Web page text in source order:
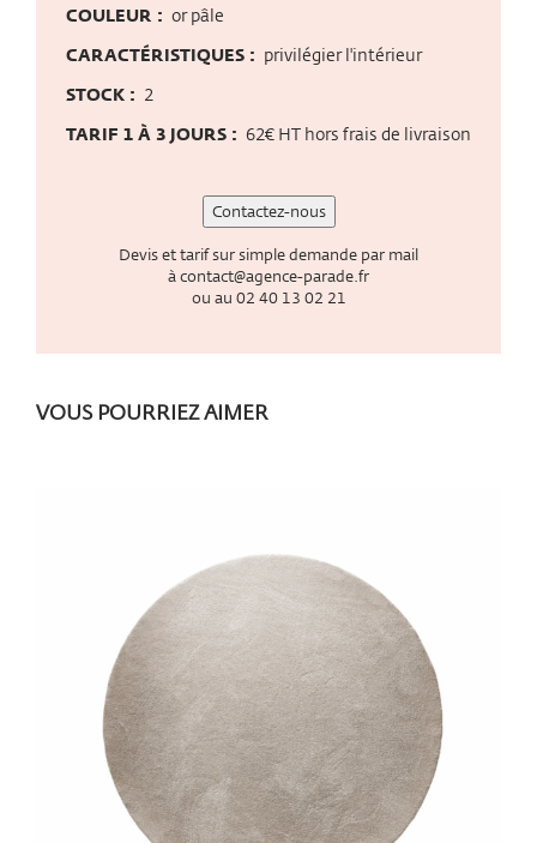
COULEUR : or pâle
CARACTÉRISTIQUES : privilégier l'intérieur
STOCK : 2
TARIF 1 À 3 JOURS : 62€ HT hors frais de livraison
Contactez-nous
Devis et tarif sur simple demande par mail
àcontact@agence-parade.fr
ou au 02 40 13 02 21
VOUS POURRIEZ AIMER